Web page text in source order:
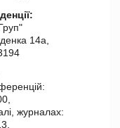
14а,
журналах: